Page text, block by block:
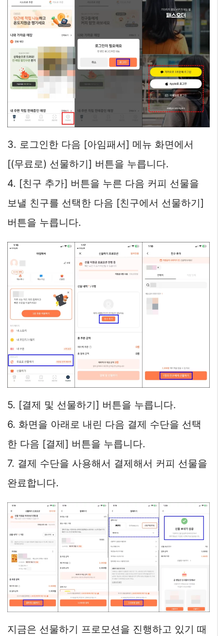
3. 로그인한 다음 [아임패서] 메뉴 화면에서
[(무료로) 선물하기] 버튼을 누릅니다.
4. [친구 추가] 버튼을 누른 다음 커피 선물을
보낼 친구를 선택한 다음 [친구에서 선물하기]
버튼을 누릅니다.
5. [결제 및 선물하기] 버튼을 누릅니다.
6. 화면을 아래로 내린 다음 결제 수단을 선택
한 다음 [결제] 버튼을 누릅니다.
7. 결제 수단을 사용해서 결제해서 커피 선물을
완료합니다.
지금은 선물하기 프로모션을 진행하고 있기 때